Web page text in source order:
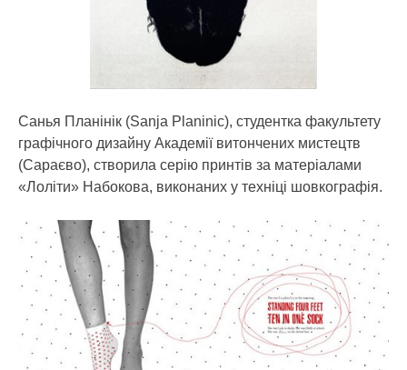
Санья Планінік (Sanja Planinic), студентка факультету
графічного дизайну Академії витончених мистецтв
(Сараєво), створила серію принтів за матеріалами
«Лоліти» Набокова, виконаних у техніці шовкографія.